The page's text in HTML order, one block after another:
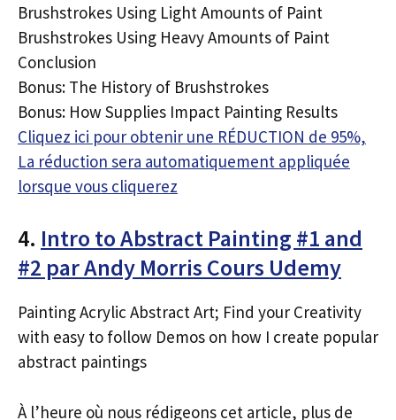
Brushstrokes Using Light Amounts of Paint
Brushstrokes Using Heavy Amounts of Paint
Conclusion
Bonus: The History of Brushstrokes
Bonus: How Supplies Impact Painting Results
Cliquez ici pour obtenir une RÉDUCTION de 95%,
La réduction sera automatiquement appliquée
lorsque vous cliquerez
4. Intro to Abstract Painting #1 and
#2 par Andy Morris Cours Udemy
Painting Acrylic Abstract Art; Find your Creativity
with easy to follow Demos on how I create popular
abstract paintings
À l’heure où nous rédigeons cet article, plus de